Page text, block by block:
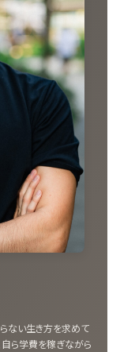
ない生き方を求めて
ら学費を稼ぎながら